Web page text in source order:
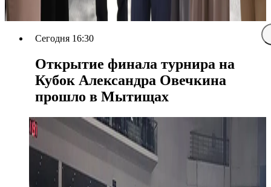
Сегодня 16:30
Открытие финала турнира на
Кубок Александра Овечкина
прошло в Мытищах